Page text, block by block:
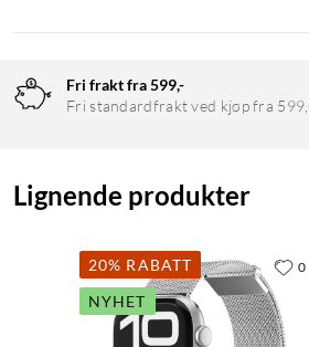
Fri frakt fra 599,-
Fri standardfrakt ved kjøp fra
Lignende produkter
20% RABATT
NYHET
0